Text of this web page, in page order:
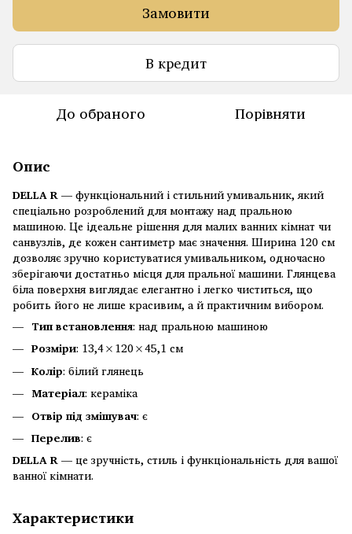
Замовити
В кредит
До обраного Порівняти
Опис
DELLA R— функціональний і стильний умивальник, який
спеціально розроблений для монтажу над пральною
машиною. Це ідеальне рішення для малих ванних кімнат чи
санвузлів, де кожен сантиметр має значення. Ширина 120 см
дозволяє зручно користуватися умивальником, одночасно
зберігаючи достатньо місця для пральної машини. Глянцева
біла поверхня виглядає елегантно і легко чиститься, що
робить його не лише красивим, а й практичним вибором.
Тип встановлення: над пральною машиною
Розміри: 13,4×120×45,1 см
Колір: білий глянець
Матеріал: кераміка
Отвір під змішувач: є
Перелив: є
DELLA R— це зручність, стиль і функціональність для вашої
ванної кімнати.
Характеристики